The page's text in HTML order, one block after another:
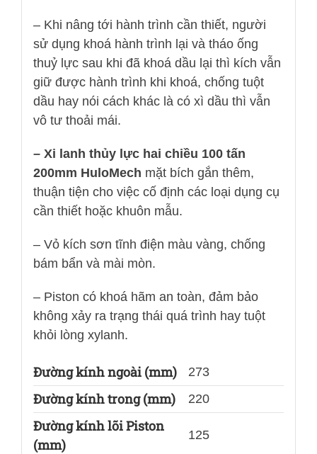
– Khi nâng tới hành trình cần thiết, người
sử dụng khoá hành trình lại và tháo ống
thuỷ lực sau khi đã khoá dầu lại thì kích vẫn
giữ được hành trình khi khoá, chống tuột
dầu hay nói cách khác là có xì dầu thì vẫn
vô tư thoải mái.
– Xi lanh thủy lực hai chiều 100 tấn
200mm HuloMech mặt bích gắn thêm,
thuận tiện cho việc cố định các loại dụng cụ
cần thiết hoặc khuôn mẫu.
– Vỏ kích sơn tĩnh điện màu vàng, chống
bám bẩn và mài mòn.
– Piston có khoá hãm an toàn, đảm bảo
không xảy ra trạng thái quá trình hay tuột
khỏi lòng xylanh.
Đường kính ngoài (mm) 273
Đường kính trong (mm) 220
Đường kính lõi Piston
(mm)
125